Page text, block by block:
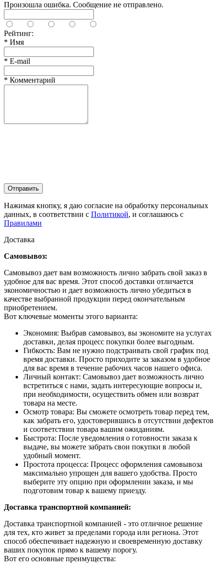
Произошла ошибка. Сообщение не отправлено.
Рейтинг:
* Имя
* E-mail
* Комментарий
Отправить
Нажимая кнопку, я даю согласие на обработку персональных
данных, в соответствии с Политикой, и соглашаюсь с
Правилами
Доставка
Самовывоз:
Самовывоз дает вам возможность лично забрать свой заказ в
удобное для вас время. Этот способ доставки отличается
экономичностью и дает возможность лично убедиться в
качестве выбранной продукции перед окончательным
приобретением.
Вот ключевые моменты этого варианта:
Экономия: Выбрав самовывоз, вы экономите на услугах
доставки, делая процесс покупки более выгодным.
Гибкость: Вам не нужно подстраивать свой график под
время доставки. Просто приходите за заказом в удобное
для вас время в течение рабочих часов нашего офиса.
Личный контакт: Самовывоз дает возможность лично
встретиться с нами, задать интересующие вопросы и,
при необходимости, осуществить обмен или возврат
товара на месте.
Осмотр товара: Вы сможете осмотреть товар перед тем,
как забрать его, удостоверившись в отсутствии дефектов
и соответствии товара вашим ожиданиям.
Быстрота: После уведомления о готовности заказа к
выдаче, вы можете забрать свои покупки в любой
удобный момент.
Простота процесса: Процесс оформления самовывоза
максимально упрощен для вашего удобства. Просто
выберите эту опцию при оформлении заказа, и мы
подготовим товар к вашему приезду.
Доставка транспортной компанией:
Доставка транспортной компанией - это отличное решение
для тех, кто живет за пределами города или региона. Этот
способ обеспечивает надежную и своевременную доставку
ваших покупок прямо к вашему порогу.
Вот его основные преимущества: